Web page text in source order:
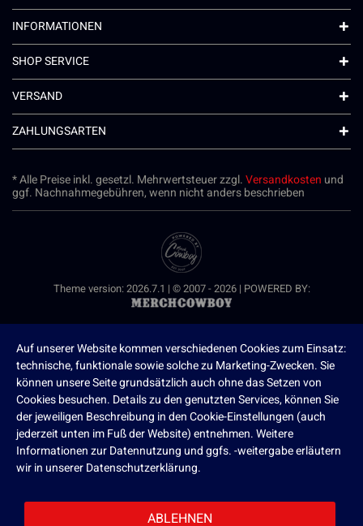
INFORMATIONEN
SHOP SERVICE
VERSAND
ZAHLUNGSARTEN
* Alle Preise inkl. gesetzl. Mehrwertsteuer zzgl.Versandkosten und
ggf. Nachnahmegebühren, wenn nicht anders beschrieben
Theme version: 2026.7.1 | © 2007 - 2026 | POWERED BY:
Auf unserer Website kommen verschiedenen Cookies zum Einsatz:
technische, funktionale sowie solche zu Marketing-Zwecken. Sie
können unsere Seite grundsätzlich auch ohne das Setzen von
Cookies besuchen. Details zu den genutzten Services, können Sie
der jeweiligen Beschreibung in den Cookie-Einstellungen (auch
jederzeit unten im Fuß der Website) entnehmen. Weitere
Informationen zur Datennutzung und ggfs. -weitergabe erläutern
wir in unserer Datenschutzerklärung.
ABLEHNEN